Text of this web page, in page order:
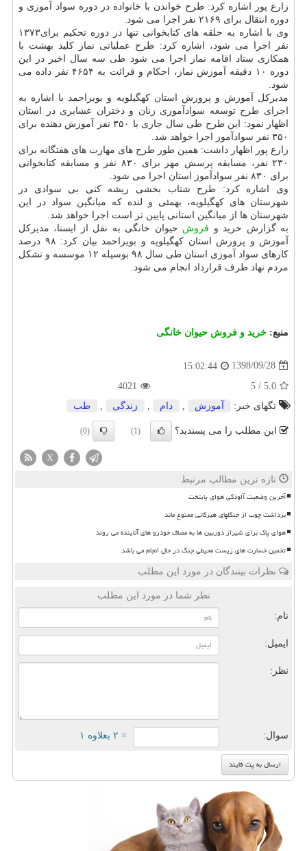
زارع پور اشاره كرد: طرح خواندن با خانواده در دوره سواد آموزی و
دوره انتقال برای ۲۱۶۹ نفر اجرا می شود.
وی با اشاره به حلقه های كتابخوانی تنها در دوره تحكیم برای۱۳۷۳
نفر اجرا می شود، اشاره كرد: طرح عملیاتی نماز كلید بهشت با
همكاری ستاد اقامه نماز اجرا می شود طی سه سال اخیر در این
دوره ۱۰ دقیقه آموزش نماز، احكام و قرائت به ۴۶۵۴ نفر داده می
شود.
مدیركل آموزش و پرورش استان كهگیلویه و بویراحمد با اشاره به
اجرای طرح توسعه سوادآموزی زنان و دختران عشایری در استان
اظهار نمود: این طرح طی سال جاری با ۳۵۰ نفر آموزش دهنده برای
۳۵۰ نفر سوادآموز اجرا خواهد شد.
زارع پور اظهار داشت: همین طور طرح های مهارت های هفتگانه برای
۲۳۰ نفر، مسابقه پرسش مهر برای ۸۳۰ نفر و مسابقه كتابخوانی
برای ۸۳۰ نفر سوادآموز استان اجرا می شود.
وی اشاره كرد: طرح شتاب بخشی ریشه كنی بی سوادی در
شهرستان های كهگیلویه، بهمئی و لنده كه میانگین سواد در این
شهرستان ها از میانگین استانی پایین تر است اجرا خواهد شد.
به گزارش خرید و فروش حیوان خانگی به نقل از ایسنا، مدیركل
آموزش و پرورش استان كهگیلویه و بویراحمد بیان كرد: ۹۸ درصد
كارهای سواد آموزی استان طی سال ۹۸ بوسیله ۱۲ موسسه و تشكل
مردم نهاد طرف قرارداد انجام می شود.
منبع: خرید و فروش حیوان خانگی
1398/09/28
15:02:44
5.0
/
5
4021
تگهای خبر:
آموزش دام زندگی طب
این مطلب را می پسندید؟ (1)
(0)
X
تازه ترین مطالب مرتبط
آخرین وضعیت آلودگی هوای پایتخت
برداشت چوب از جنگلهای هیرکانی ممنوع ماند
هوای پاک برای شیراز دوربین ها به مصاف خودرو های آلاینده می روند
تخمین خسارت های زیست محیطی جنگ در حال انجام می باشد
نظرات بینندگان در مورد این مطلب
نظر شما در مورد این مطلب
نام:
ایمیل:
نظر:
سوال: = ۲ بعلاوه ۱